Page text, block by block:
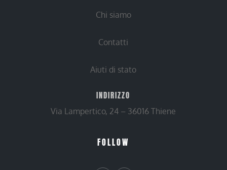
Chi siamo
Contatti
Aiuti di stato
INDIRIZZO
Via Lampertico, 24 – 36016 Thiene
FOLLOW